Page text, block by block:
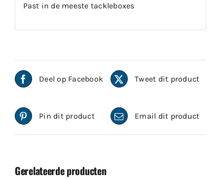
Past in de meeste tackleboxes
Deel op Facebook Tweet dit product
Pin dit product Email dit product
Gerelateerde producten